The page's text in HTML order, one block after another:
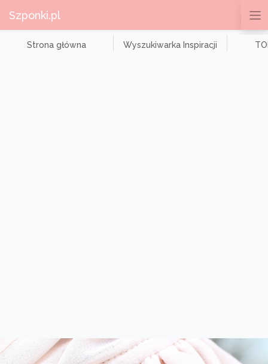
Szponki.pl
Strona główna Wyszukiwarka Inspiracji